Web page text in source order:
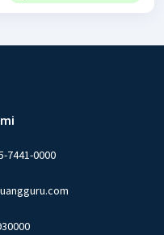
7441-0000